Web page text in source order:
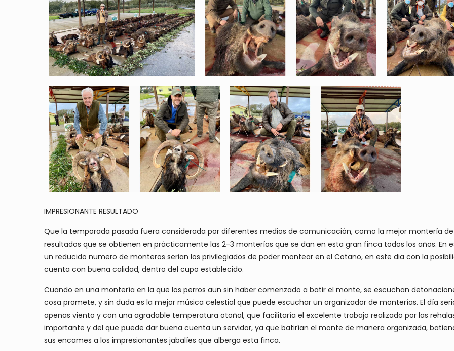
IMPRESIONANTE RESULTADO
Que la temporada pasada fuera considerada por diferentes medios de comunicación, como la mejor montería
resultados que se obtienen en prácticamente las 2-3 monterías que se dan en esta gran finca todos los años. En
un reducido numero de monteros serian los privilegiados de poder montear en el Cotano, en este dia con la
cuenta con buena calidad, dentro del cupo establecido.
Cuando en una montería en la que los perros aun sin haber comenzado a batir el monte, se escuchan
cosa promete, y sin duda es la mejor música celestial que puede escuchar un organizador de monterías. El día
apenas viento y con una agradable temperatura otoñal, que facilitaría el excelente trabajo realizado por las
importante y del que puede dar buena cuenta un servidor, ya que batirían el monte de manera organizada,
sus encames a los impresionantes jabalíes que alberga esta finca.